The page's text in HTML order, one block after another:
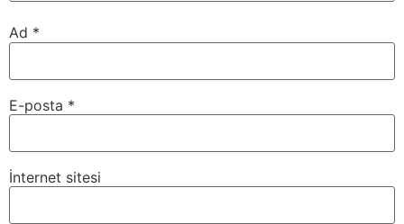
Ad *
E-posta *
İnternet sitesi